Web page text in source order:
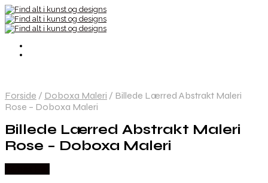
Forside / Doboxa Maleri / Billede Lærred Abstrakt Maleri
Rose – Doboxa Maleri
Billede Lærred Abstrakt Maleri
Rose – Doboxa Maleri